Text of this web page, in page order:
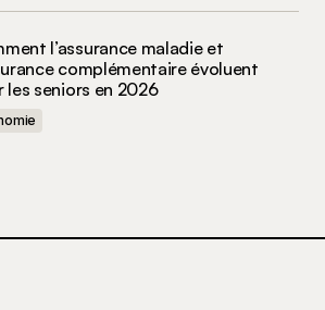
l’assurance maladie et
complémentaire évoluent
les seniors en 2026